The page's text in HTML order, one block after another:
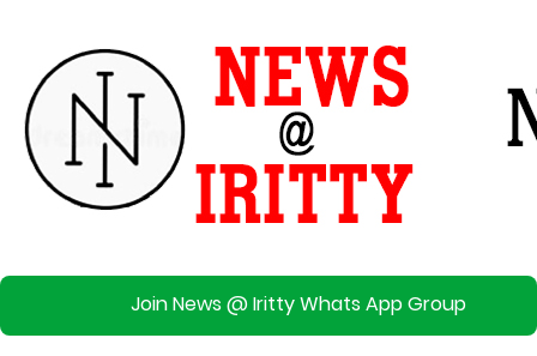
Join News @ Iritty Whats App Group